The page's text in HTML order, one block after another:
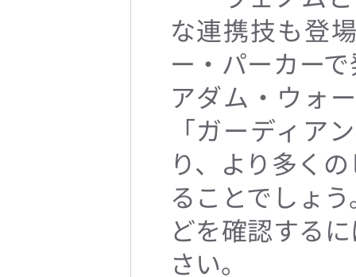
な連携技も登
ー・パーカー
アダム・ウォ
「ガーディア
り、より多く
ることでしょ
どを確認する
さい。